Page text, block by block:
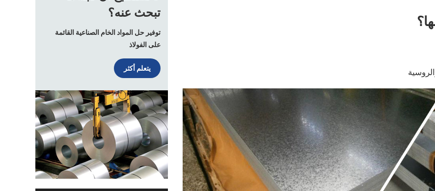
تبحث عنه؟
توفير حل المواد الخام الصناعية القائمة
على الفولاذ
يتعلم أكثر